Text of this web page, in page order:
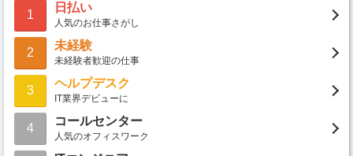
1
日払い
人気のお仕事さがし
2
未経験
未経験者歓迎の仕事
3
ヘルプデスク
IT業界デビューに
4
コールセンター
人気のオフィスワーク